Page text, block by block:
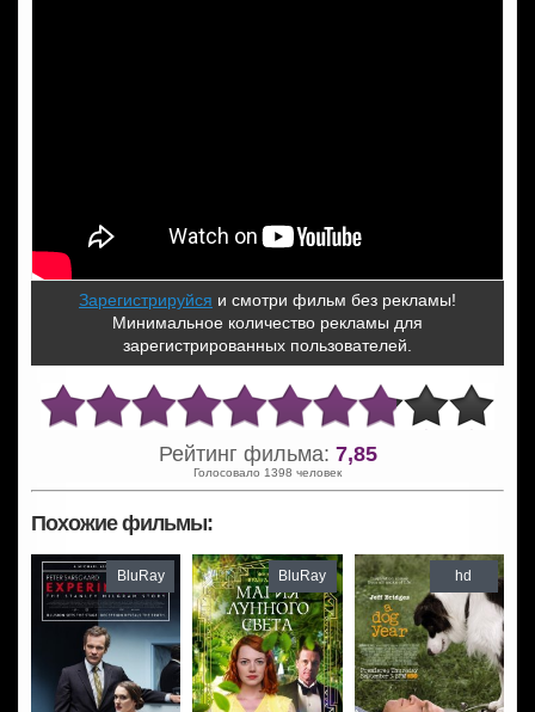
Зарегистрируйся и смотри фильм без рекламы!
Минимальное количество рекламы для
зарегистрированных пользователей.
Рейтинг фильма: 7,85
Голосовало 1398 человек
Похожие фильмы:
BluRay BluRay hd